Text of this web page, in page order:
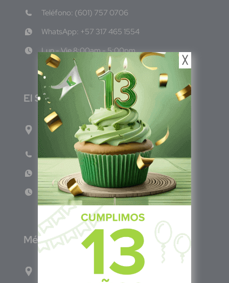
Teléfono: (601) 757 0706
WhatsApp: +57 317 465 1554
Lun - Vie 8:00am - 5:00pm
El Salvador
1ro Cll Pte, y 61 Av Nte, #3206, Local 9, San
Salvador Centro
Teléfono: +503 6986 1402
WhatsApp: +503 7687 3923
Lun - Vie 8:00am - 5:00pm
México
Calle Pitágoras 234, Col. Narvarte Poniente,
Alcaldía Benito Juárez, C.P. 03020, CDMX
╳